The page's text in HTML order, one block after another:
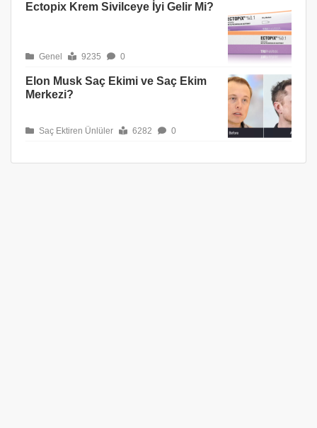
Ectopix Krem Sivilceye İyi Gelir Mi?
Genel 9235 0
Elon Musk Saç Ekimi ve Saç Ekim
Merkezi?
Saç Ektiren Ünlüler 6282 0